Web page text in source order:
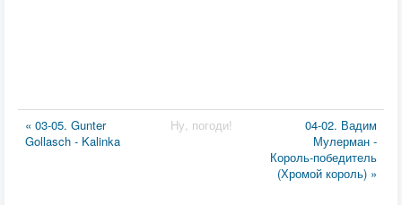
« 03-05. Gunter
Gollasch - Kalinka
Ну, погоди!
04-02. Вадим
Мулерман -
Король-победитель
(Хромой король) »